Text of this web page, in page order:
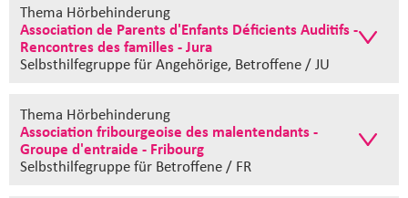
Thema Hörbehinderung
Association de Parents d'Enfants Déficients Auditifs -
Rencontres des familles - Jura
Selbsthilfegruppefür Angehörige, Betroffene / JU
Thema Hörbehinderung
Association fribourgeoise des malentendants -
Groupe d'entraide - Fribourg
Selbsthilfegruppefür Betroffene / FR